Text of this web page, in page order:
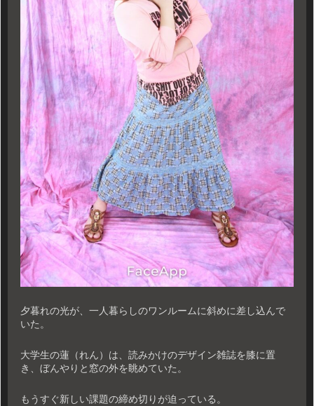
夕暮れの光が、一人暮らしのワンルームに斜めに差し込んで
いた。
大学生の蓮（れん）は、読みかけのデザイン雑誌を膝に置
き、ぼんやりと窓の外を眺めていた。
もうすぐ新しい課題の締め切りが迫っている。